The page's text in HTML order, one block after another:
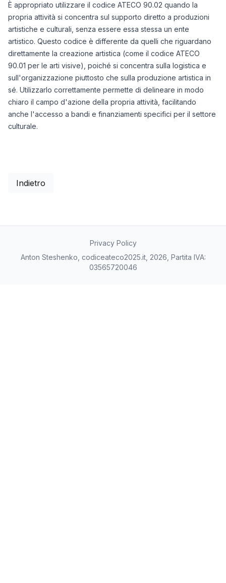
È appropriato utilizzare il codice ATECO 90.02 quando la
propria attività si concentra sul supporto diretto a produzioni
artistiche e culturali, senza essere essa stessa un ente
artistico. Questo codice è differente da quelli che riguardano
direttamente la creazione artistica (come il codice ATECO
90.01 per le arti visive), poiché si concentra sulla logistica e
sull'organizzazione piuttosto che sulla produzione artistica in
sé. Utilizzarlo correttamente permette di delineare in modo
chiaro il campo d'azione della propria attività, facilitando
anche l'accesso a bandi e finanziamenti specifici per il settore
culturale.
Indietro
Privacy Policy
Anton Steshenko, codiceateco2025.it, 2026, Partita IVA:
03565720046